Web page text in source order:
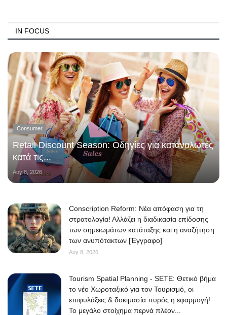
IN FOCUS
Consumer
Retail Discount Season: Οδηγίες για καταναλωτές
κατά τις...
Αυγ 8, 2026
Conscription Reform: Νέα απόφαση για τη
στρατολογία! Αλλάζει η διαδικασία επίδοσης
των σημειωμάτων κατάταξης και η αναζήτηση
των ανυπότακτων [Έγγραφο]
Αυγ 8, 2026
Tourism Spatial Planning - SETE: Θετικό βήμα
το νέο Χωροταξικό για τον Τουρισμό, οι
επιφυλάξεις & δοκιμασία πυρός η εφαρμογή!
Το μεγάλο στοίχημα περνά πλέον...